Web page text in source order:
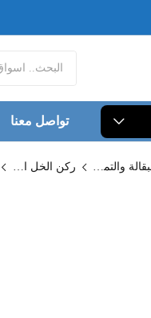
تواصل معنا
البقالة والتموين ركن الخل العضوي